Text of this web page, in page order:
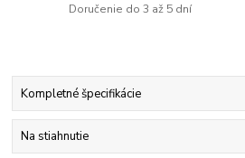
Doručenie do 3 až 5 dní
Kompletné špecifikácie
Na stiahnutie